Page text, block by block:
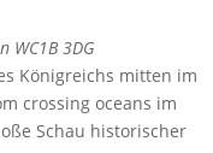
WC1B 3DG
Königreichs mitten im
crossing oceans im
Schau historischer